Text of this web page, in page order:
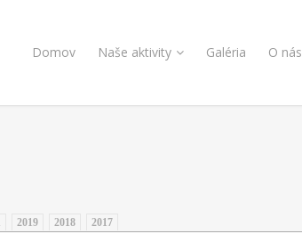
Domov Naše aktivity Galéria O nás
2019 2018 2017